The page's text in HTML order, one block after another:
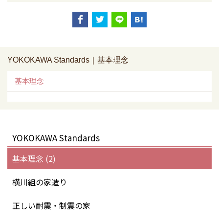
YOKOKAWA Standards｜基本理念
基本理念
YOKOKAWA Standards
基本理念 (2)
横川組の家造り
正しい耐震・制震の家